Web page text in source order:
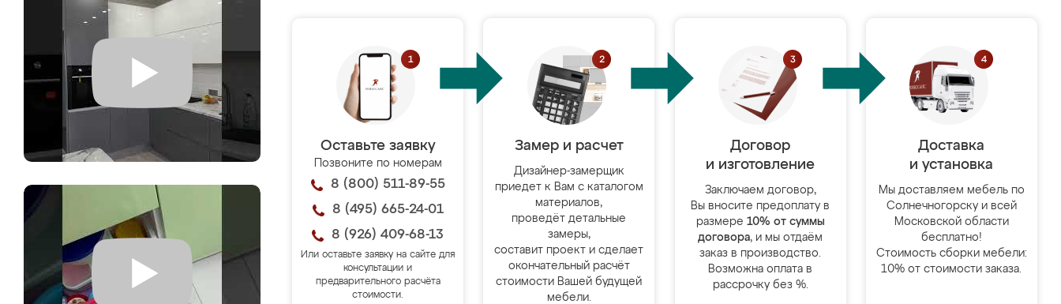
Оставьте заявку
Позвоните по номерам
8 (800) 511-89-55
8 (495) 665-24-01
8 (926) 409-68-13
Или оставьте заявку на сайте для
консультации и
предварительного расчёта
стоимости.
Замер и расчет
Дизайнер-замерщик
приедет к Вам с каталогом
материалов,
проведёт детальные
замеры,
составит проект и сделает
окончательный расчёт
стоимости Вашей будущей
мебели.
Договор
и изготовление
Заключаем договор,
Вы вносите предоплату в
размере 10% от суммы
договора, и мы отдаём
заказ в производство.
Возможна оплата в
рассрочку без %.
Доставка
и установка
Мы доставляем мебель по
Солнечногорску и всей
Московской области
бесплатно!
Стоимость сборки мебели:
10% от стоимости заказа.